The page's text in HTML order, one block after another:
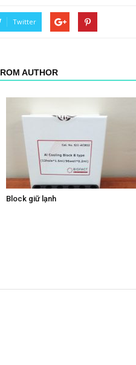
Twitter
AUTHOR
Block giữ lạnh